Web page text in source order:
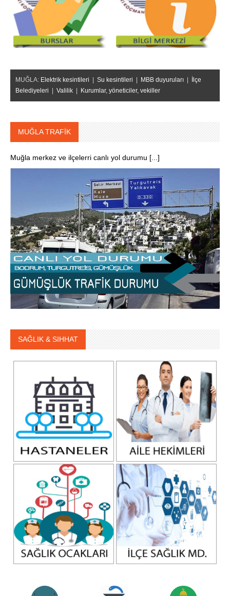
MUĞLA: Elektrik kesintileri Su kesintileri MBB duyuruları
İlçe
Belediyeleri
Valilik Kurumlar, yöneticiler, vekiller
MUĞLA TRAFİK
Muğla merkez ve ilçelerri canlı yol durumu [...]
SAĞLIK & SIHHAT